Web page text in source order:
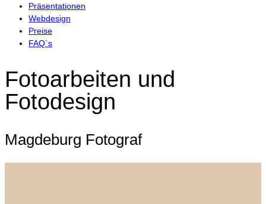
Präsentationen
Webdesign
Preise
FAQ`s
Fotoarbeiten und
Fotodesign
Magdeburg Fotograf